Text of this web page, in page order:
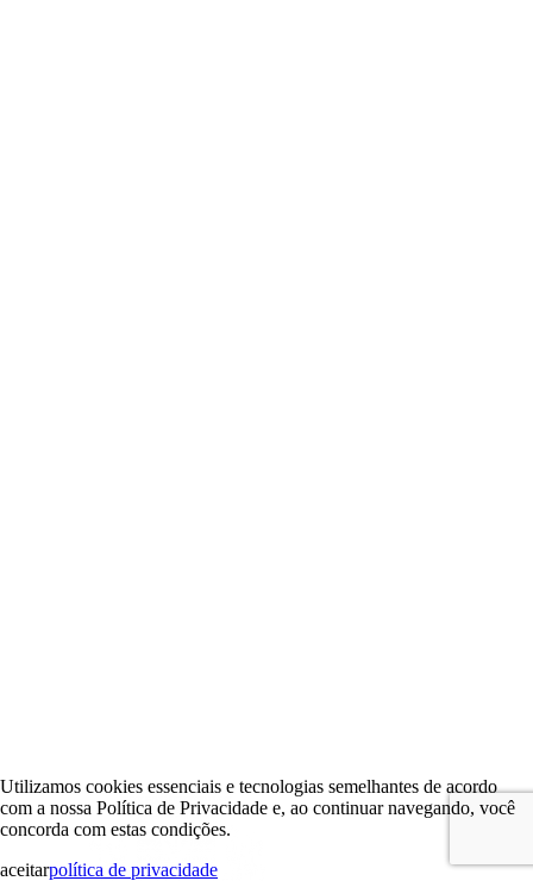
Utilizamos cookies essenciais e tecnologias semelhantes de acordo
com a nossa Política de Privacidade e, ao continuar navegando, você
concorda com estas condições.
aceitarpolítica de privacidade